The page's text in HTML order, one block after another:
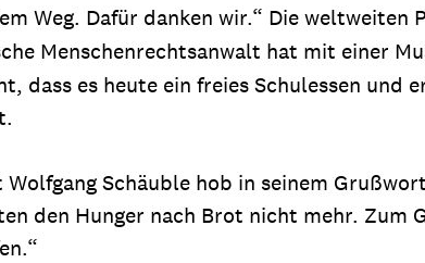
Weg. Dafür danken wir.“ Die
Menschenrechtsanwalt hat mit einer
dass es heute ein freies Schulessen und
Wolfgang Schäuble hob in seinem
den Hunger nach Brot nicht mehr. Zum